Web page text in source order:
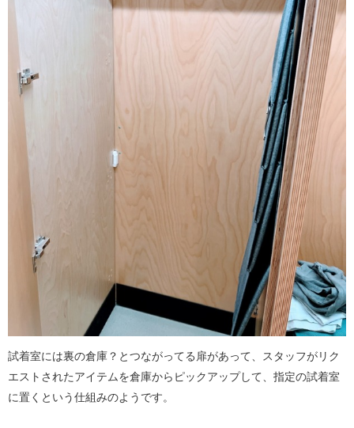
試着室には裏の倉庫？とつながってる扉があって、スタッフがリク
エストされたアイテムを倉庫からピックアップして、指定の試着室
に置くという仕組みのようです。